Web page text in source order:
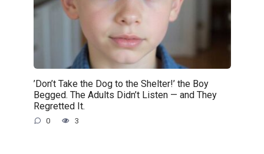
’Don’t Take the Dog to the Shelter!’ the Boy
Begged. The Adults Didn’t Listen — and They
Regretted It.
0 3